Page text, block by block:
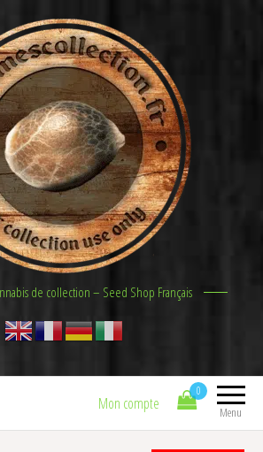
de collection – Seed Shop Français
Menu
0
Mon compte